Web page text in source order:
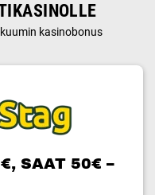
kasinobonus
SAAT 50€ –